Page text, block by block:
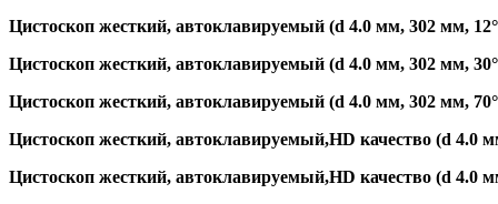
Цистоскоп жесткий, автоклавируемый (d 4.0 мм, 302 мм,
Цистоскоп жесткий, автоклавируемый (d 4.0 мм, 302 мм,
Цистоскоп жесткий, автоклавируемый (d 4.0 мм, 302 мм,
Цистоскоп жесткий, автоклавируемый,HD качество (d 4.0
Цистоскоп жесткий, автоклавируемый,HD качество (d 4.0